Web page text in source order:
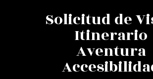
Solicitud de
Itinerario
Aventura